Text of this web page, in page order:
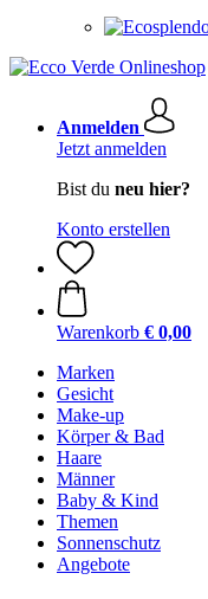
Anmelden
Jetzt anmelden
Bist du neu hier?
Konto erstellen
Warenkorb € 0,00
Marken
Gesicht
Make-up
Körper & Bad
Haare
Männer
Baby & Kind
Themen
Sonnenschutz
Angebote